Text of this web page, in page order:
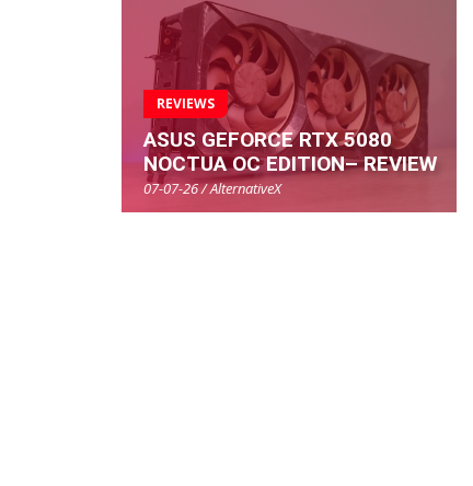
REVIEWS
ASUS GEFORCE RTX 5080
NOCTUA OC EDITION– REVIEW
07-07-26 / AlternativeX